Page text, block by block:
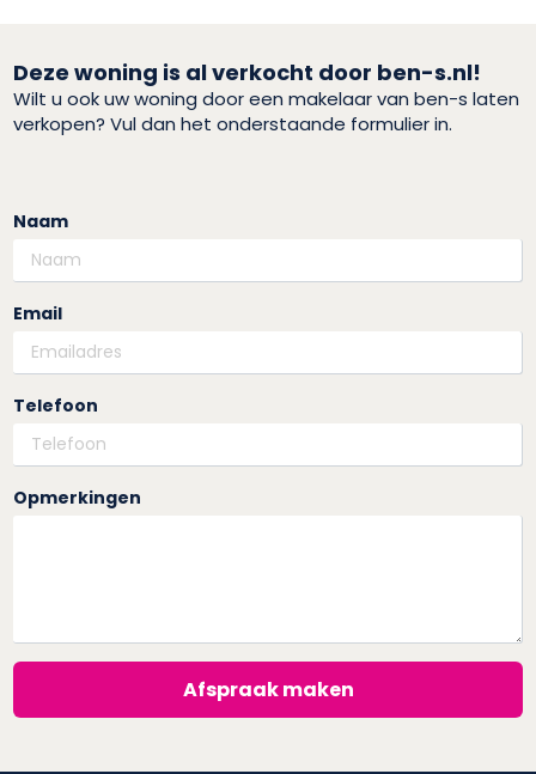
Deze woning is al verkocht door ben-s.nl!
Wilt u ook uw woning door een makelaar van ben-s laten
verkopen? Vul dan het onderstaande formulier in.
Naam
Email
Telefoon
Opmerkingen
Afspraak maken